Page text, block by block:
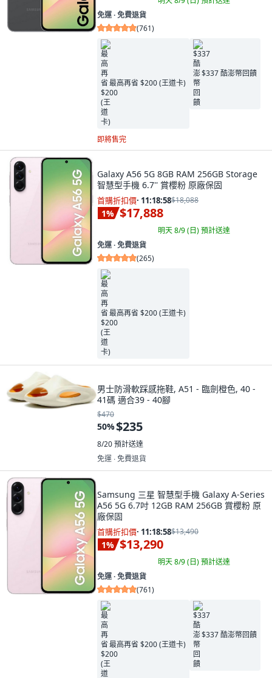
免運 ∙ 免費退貨
(761)
最高再省 $200 (王道卡)
$337 酷澎幣回饋
即將售完
Galaxy A56 5G 8GB RAM 256GB Storage
智慧型手機 6.7'' 賞櫻粉 原廠保固
首購折扣價· 11:18:57$18,088
1% $17,888
明天 8/9 (日)預計送達
免運 ∙ 免費退貨
(265)
最高再省 $200 (王道卡)
男士防滑軟踩感拖鞋, A51 - 臨劍橙色, 40 -
41碼 適合39 - 40腳
$470
50%$235
8/20預計送達
免運 ∙ 免費退貨
Samsung 三星 智慧型手機 Galaxy A-Series
A56 5G 6.7吋 12GB RAM 256GB 賞櫻粉 原
廠保固
首購折扣價· 11:18:57$13,490
1% $13,290
明天 8/9 (日)預計送達
免運 ∙ 免費退貨
(761)
最高再省 $200 (王道卡)
$337 酷澎幣回饋